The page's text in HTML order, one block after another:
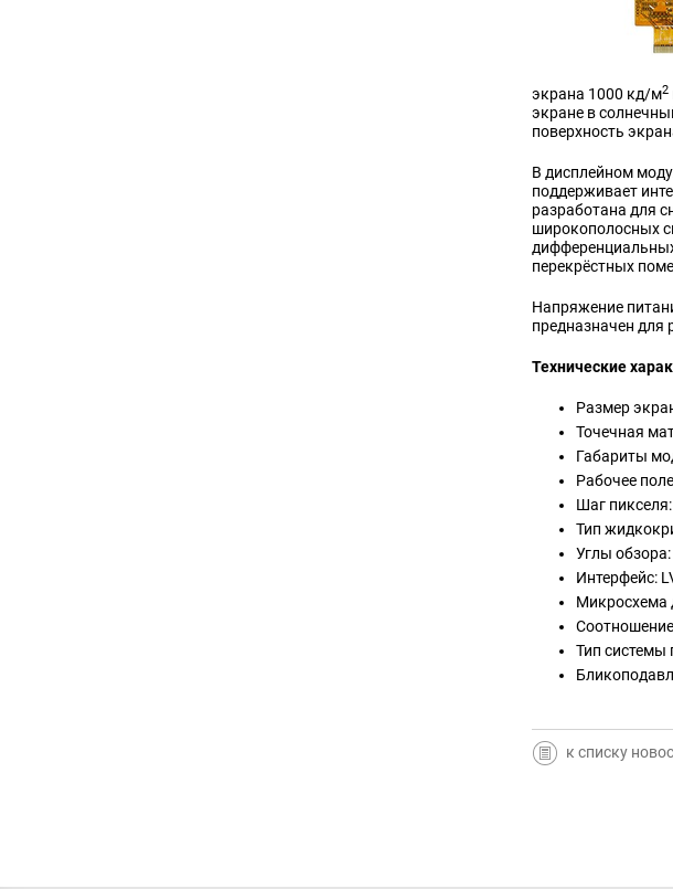
экрана 1000 кд/м2
экране в
поверхность
В дисплейном
поддерживает
разработана для
широкополосных
перекрёстных
Напряжение
предназначен для
Технические
Размер
Точечная
Габариты
Рабочее
Шаг
Тип
Углы
Интерфейс:
Микросхема
Тип системы
к списку